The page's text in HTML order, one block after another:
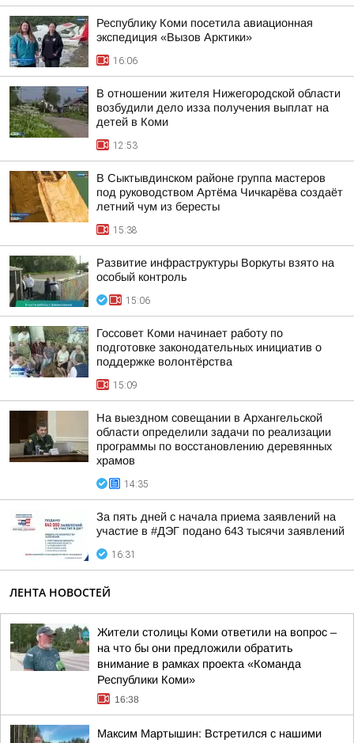
Республику Коми посетила авиационная
экспедиция «Вызов Арктики»
16:06
В отношении жителя Нижегородской области
возбудили дело изза получения выплат на
детей в Коми
12:53
В Сыктывдинском районе группа мастеров
под руководством Артёма Чичкарёва создаёт
летний чум из бересты
15:38
Развитие инфраструктуры Воркуты взято на
особый контроль
15:06
Госсовет Коми начинает работу по
подготовке законодательных инициатив о
поддержке волонтёрства
15:09
На выездном совещании в Архангельской
области определили задачи по реализации
программы по восстановлению деревянных
храмов
14:35
За пять дней с начала приема заявлений на
участие в #ДЭГ подано 643 тысячи заявлений
16:31
ЛЕНТА НОВОСТЕЙ
Жители столицы Коми ответили на вопрос –
на что бы они предложили обратить
внимание в рамках проекта «Команда
Республики Коми»
16:38
Максим Мартышин: Встретился с нашими